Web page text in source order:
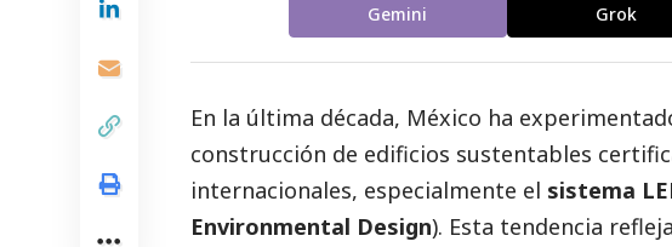
Gemini Grok
En la última década, México ha
construcción de edificios sustentables
internacionales, especialmente el sistema
Environmental Design). Esta tendencia